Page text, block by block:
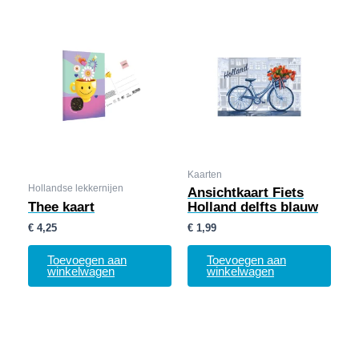
Hollandse lekkernijen
Thee kaart
€ 4,25
Toevoegen aan
winkelwagen
Kaarten
Ansichtkaart Fiets
Holland delfts blauw
€ 1,99
Toevoegen aan
winkelwagen